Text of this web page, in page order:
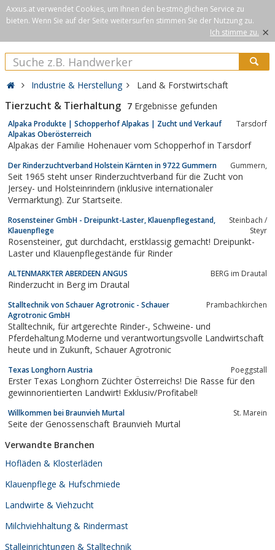
Axxus.at verwendet Cookies, um Ihnen den bestmöglichen Service zu
bieten. Wenn Sie auf der Seite weitersurfen stimmen Sie der Nutzung zu.
Ich stimme zu. ×
Industrie & Herstellung Land & Forstwirtschaft
Tierzucht & Tierhaltung 7 Ergebnisse gefunden
Alpaka Produkte | Schopperhof Alpakas | Zucht und Verkauf
Alpakas Oberösterreich
Tarsdorf
Alpakas der Familie Hohenauer vom Schopperhof in Tarsdorf
Der Rinderzuchtverband Holstein Kärnten in 9722 Gummern Gummern,
Seit 1965 steht unser Rinderzuchtverband für die Zucht von
Jersey- und Holsteinrindern (inklusive internationaler
Vermarktung). Zur Startseite.
Rosensteiner GmbH - Dreipunkt-Laster, Klauenpflegestand,
Klauenpflege
Steinbach /
Steyr
Rosensteiner, gut durchdacht, erstklassig gemacht! Dreipunkt-
Laster und Klauenpflegestände für Rinder
ALTENMARKTER ABERDEEN ANGUS BERG im Drautal
Rinderzucht in Berg im Drautal
Stalltechnik von Schauer Agrotronic - Schauer
Agrotronic GmbH
Prambachkirchen
Stalltechnik, für artgerechte Rinder-, Schweine- und
Pferdehaltung.Moderne und verantwortungsvolle Landwirtschaft
heute und in Zukunft, Schauer Agrotronic
Texas Longhorn Austria Poeggstall
Erster Texas Longhorn Züchter Österreichs! Die Rasse für den
gewinnorientierten Landwirt! Exklusiv/Profitabel!
Willkommen bei Braunvieh Murtal St. Marein
Seite der Genossenschaft Braunvieh Murtal
Verwandte Branchen
Hofläden & Klosterläden
Klauenpflege & Hufschmiede
Landwirte & Viehzucht
Milchviehhaltung & Rindermast
Stalleinrichtungen & Stalltechnik